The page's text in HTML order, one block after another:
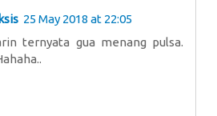
25 May 2018 at 22:05
ternyata gua menang pulsa.